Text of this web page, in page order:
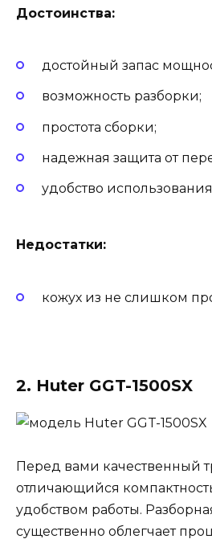
Достоинства:
достойный запас
возможность разборки;
простота сборки;
надежная защита от
удобство
Недостатки:
кожух из не слишком
2. Huter GGT-1500SX
Перед вами качественный
отличающийся
удобством работы.
существенно облегчает